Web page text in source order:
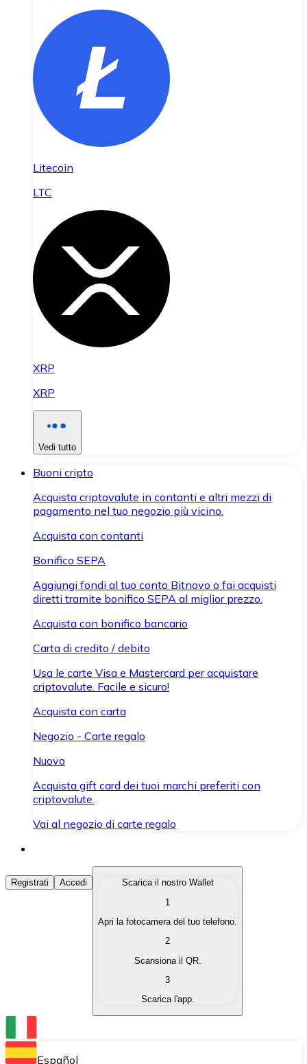
Litecoin
LTC
XRP
XRP
Vedi tutto
Buoni cripto
Acquista criptovalute in contanti e altri mezzi di
pagamento nel tuo negozio più vicino.
Acquista con contanti
Bonifico SEPA
Aggiungi fondi al tuo conto Bitnovo o fai acquisti
diretti tramite bonifico SEPA al miglior prezzo.
Acquista con bonifico bancario
Carta di credito / debito
Usa le carte Visa e Mastercard per acquistare
criptovalute. Facile e sicuro!
Acquista con carta
Negozio - Carte regalo
Nuovo
Acquista gift card dei tuoi marchi preferiti con
criptovalute.
Vai al negozio di carte regalo
Acquista Criptovalute
Acquista le criptovalute che ti interessano in modo
Converti le tue criptovalute in valuta fiat quando ne
Scambia una criptovaluta con un'altra
Conserva le tue cripto in un Wallet self-custodial.
Registrati Accedi
Scarica il nostro Wallet
1
Apri la fotocamera del tuo telefono.
2
Scansiona il QR.
3
Scarica l'app.
Español